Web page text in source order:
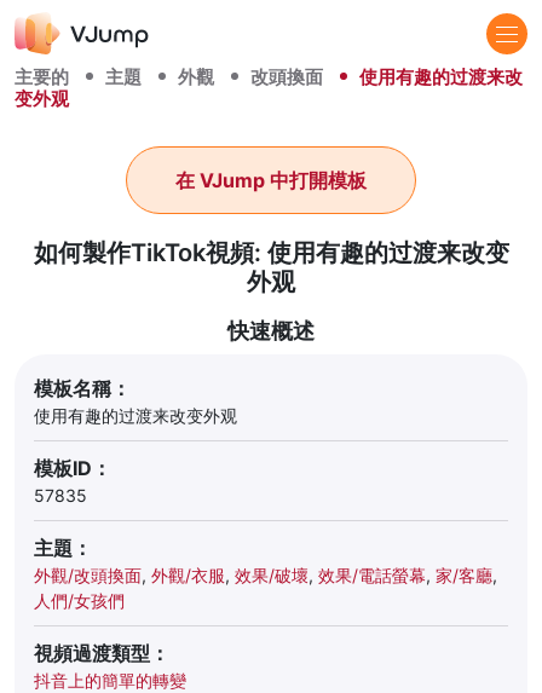
主要的 主題 外觀 改頭換面
使用有趣的过渡来改
变外观
如何製作TikTok視頻: 使用有趣的过渡来改变
外观
在 VJump 中打開模板
快速概述
模板名稱：
使用有趣的过渡来改变外观
模板ID：
57835
主題：
外觀/改頭換面, 外觀/衣服, 效果/破壞, 效果/電話螢幕, 家/客廳,
人們/女孩們
視頻過渡類型：
抖音上的簡單的轉變